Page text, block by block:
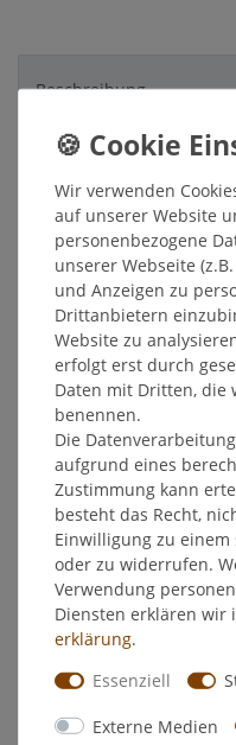
Beschreibung
Weitere Details
EU-Verantwortlicher
Hersteller
Bombastus
Harnwegsmittel
Pflanzliches Arzneimittel
zur Durchspülung der
bei leichten
sich ausschließlich auf
Arzneimittels in dem
Zusammensetzung:
100 g Arzneitee enthalten
Schachtelhalmkraut (AB).
Für Jugendliche ab 12
Wir verwenden
auf unserer Website
personenbezogene
unserer Webseite
und Anzeigen zu
Drittanbietern
Website zu
erfolgt erst durch
Daten mit Dritten, die
benennen.
Die
aufgrund eines
Zustimmung kann
besteht das Recht,
Einwilligung zu
oder zu widerrufen.
Verwendung
Diensten erklären wir
erklärung.
Essenziell
Externe Medien